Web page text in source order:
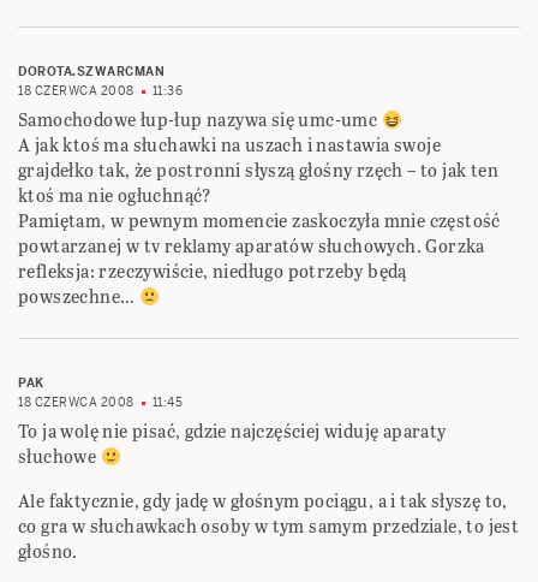
DOROTA.SZWARCMAN
18 CZERWCA 2008
11:36
Samochodowe łup-łup nazywa się umc-umc
A jak ktoś ma słuchawki na uszach i nastawia swoje
grajdełko tak, że postronni słyszą głośny rzęch – to jak ten
ktoś ma nie ogłuchnąć?
Pamiętam, w pewnym momencie zaskoczyła mnie częstość
powtarzanej w tv reklamy aparatów słuchowych. Gorzka
refleksja: rzeczywiście, niedługo potrzeby będą
powszechne…
PAK
18 CZERWCA 2008
11:45
To ja wolę nie pisać, gdzie najczęściej widuję aparaty
słuchowe
Ale faktycznie, gdy jadę w głośnym pociągu, a i tak słyszę to,
co gra w słuchawkach osoby w tym samym przedziale, to jest
głośno.